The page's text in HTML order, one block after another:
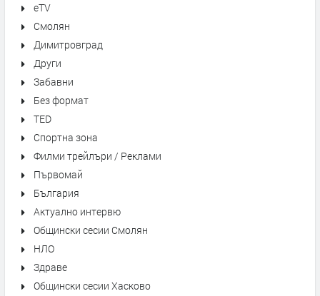
eTV
Смолян
Димитровград
Други
Забавни
Без формат
TED
Спортна зона
Филми трейлъри / Реклами
Първомай
България
Актуално интервю
Общински сесии Смолян
НЛО
Здраве
Общински сесии Хасково